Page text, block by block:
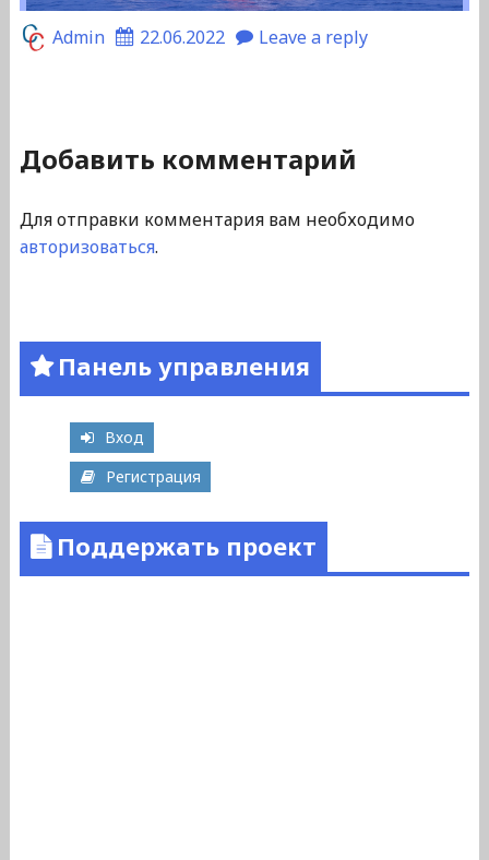
Admin 22.06.2022 Leave a reply
Добавить комментарий
Для отправки комментария вам необходимо
авторизоваться.
Панель управления
Вход
Регистрация
Поддержать проект